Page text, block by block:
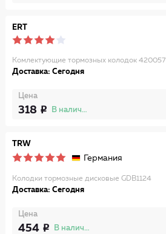
ERT
Комлектующие тормозных колодок 420057
Доставка: Сегодня
Цена
318 В наличии
TRW
Германия
Колодки тормозные дисковые GDB1124
Доставка: Сегодня
Цена
454 В наличии